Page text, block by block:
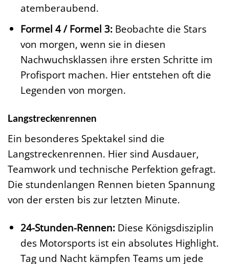
atemberaubend.
Formel 4 / Formel 3:Beobachte die Stars
von morgen, wenn sie in diesen
Nachwuchsklassen ihre ersten Schritte im
Profisport machen. Hier entstehen oft die
Legenden von morgen.
Langstreckenrennen
Ein besonderes Spektakel sind die
Langstreckenrennen. Hier sind Ausdauer,
Teamwork und technische Perfektion gefragt.
Die stundenlangen Rennen bieten Spannung
von der ersten bis zur letzten Minute.
24-Stunden-Rennen:Diese Königsdisziplin
des Motorsports ist ein absolutes Highlight.
Tag und Nacht kämpfen Teams um jede